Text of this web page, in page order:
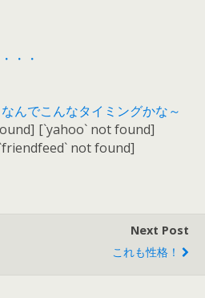
・・
[`yahoo` not found]
not found]
Next Post
これも性格！